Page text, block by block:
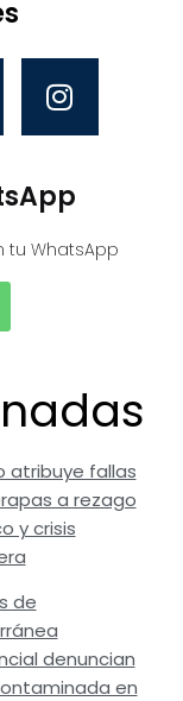
tu WhatsApp
atribuye fallas
a rezago
y crisis
de
denuncian
en